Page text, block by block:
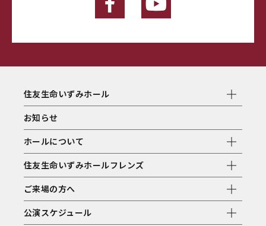
住友生命いずみホール
お知らせ
ホールについて
住友生命いずみホールフレンズ
ご来場の方へ
公演スケジュール